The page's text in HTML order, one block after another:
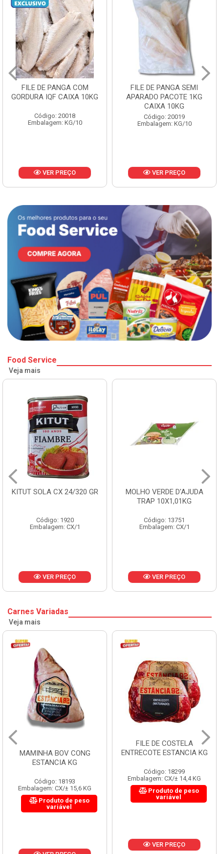
FILE DE PANGA COM
GORDURA IQF CAIXA 10KG
Código: 20018
Embalagem: KG/10
VER PREÇO
FILE DE PANGA SEMI
APARADO PACOTE 1KG
CAIXA 10KG
Código: 20019
Embalagem: KG/10
VER PREÇO
Food Service
Veja mais
KITUT SOLA CX 24/320 GR
Código: 1920
Embalagem: CX/1
VER PREÇO
MOLHO VERDE D'AJUDA
TRAP 10X1,01KG
Código: 13751
Embalagem: CX/1
VER PREÇO
Carnes Variadas
Veja mais
MAMINHA BOV CONG
ESTANCIA KG
Código: 18193
Embalagem: CX/± 15,6 KG
Produto de peso
variável
FILE DE COSTELA
ENTRECOTE ESTANCIA KG
Código: 18299
Embalagem: CX/± 14,4 KG
Produto de peso
variável
VER PREÇO